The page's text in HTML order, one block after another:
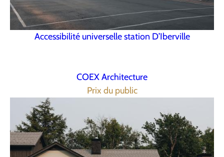
Accessibilité universelle station D’Iberville
COEX Architecture
Prix du public